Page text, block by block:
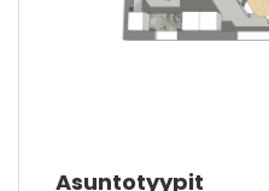
Asuntotyypit